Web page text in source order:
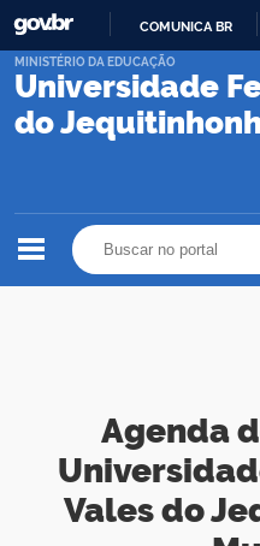
COMUNICA BR
Universidade
do
MINISTÉRIO DA EDUCAÇÃO
Agenda
Vales do